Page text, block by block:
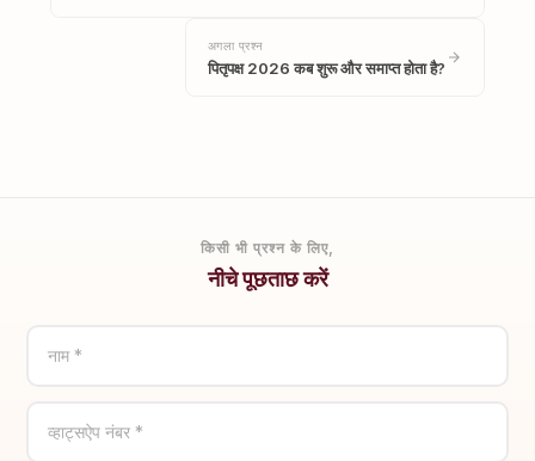
अगला प्रश्न
पितृपक्ष 2026 कब शुरू और समाप्त होता है?
किसी भी प्रश्न के लिए,
नीचे पूछताछ करें
नाम *
व्हाट्सऐप नंबर *